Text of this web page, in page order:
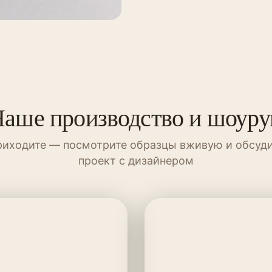
производство и
— посмотрите образцы вживую и
проект с дизайнером